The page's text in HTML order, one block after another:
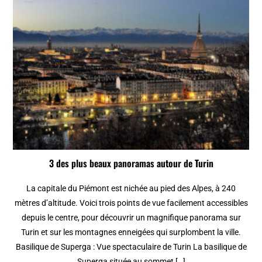
3 des plus beaux panoramas autour de Turin
La capitale du Piémont est nichée au pied des Alpes, à 240
mètres d’altitude. Voici trois points de vue facilement accessibles
depuis le centre, pour découvrir un magnifique panorama sur
Turin et sur les montagnes enneigées qui surplombent la ville.
Basilique de Superga : Vue spectaculaire de Turin La basilique de